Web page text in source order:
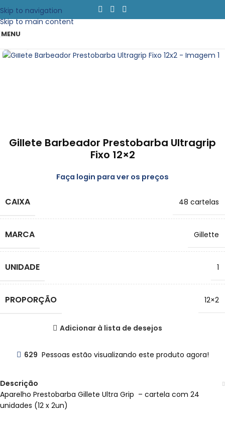
Skip to navigation
Skip to main content
MENU
Gillete Barbeador Prestobarba Ultragrip
Fixo 12×2
Faça login para ver os preços
CAIXA 48 cartelas
MARCA Gillette
UNIDADE 1
PROPORÇÃO 12×2
Adicionar à lista de desejos
629 Pessoas estão visualizando este produto agora!
Descrição
Aparelho Prestobarba Gillete Ultra Grip – cartela com 24
unidades (12 x 2un)